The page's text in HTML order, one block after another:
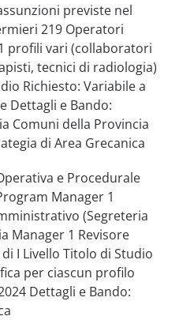
previste nel
219 Operatori
profili vari (collaboratori
tecnici di radiologia)
Richiesto: Variabile a
Dettagli e Bando:
Comuni della Provincia
di Area Grecanica
e Procedurale
Manager 1
(Segreteria
Manager 1 Revisore
I Livello Titolo di Studio
per ciascun profilo
Dettagli e Bando: